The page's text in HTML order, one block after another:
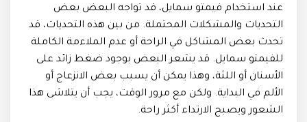
عند استخدام فيمتو سمايل، قد تواجه البعض بعض
التحديات والمشكلات المحتملة. من بين هذه التحديات، قد
تحدث بعض المشاكل في الراحة أو عدم الملاءمة الكاملة
للفيمتو سمايل. قد يشعر البعض بوجود ضغط زائد على
الأسنان أو اللثة، وهذا يمكن أن يسبب بعض الانزعاج أو
الألم في البداية. ولكن مع مرور الوقت، يجب أن يتلاشى هذا
الشعور ويصبح الارتداء أكثر راحة.